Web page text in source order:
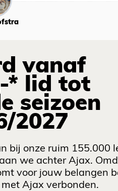
vanaf
* lid tot
seizoen
2027
bij onze ruim 155.000
we achter Ajax.
voor jouw belangen
Ajax verbonden.